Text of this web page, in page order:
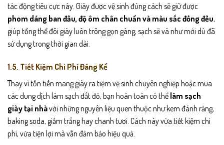
tác động tiêu cực này. Giày được vệ sinh đúng cách sẽ giữ được
phom dáng ban đầu, độ ôm chân chuẩn và màu sắc đồng đều,
giúp tổng thể đôi giày luôn trông gọn gàng, sạch sẽ và như mới dù đã
sử dụng trong thời gian dài.
1.5. Tiết Kiệm Chi Phí Đáng Kể
Thay vì tốn tiền mang giày ra tiệm vệ sinh chuyên nghiệp hoặc mua
các dung dịch làm sạch đắt đỏ, bạn hoàn toàn có thể làm sạch
giày tại nhàvới những nguyên liệu quen thuộc như kem đánh răng,
baking soda, giấm trắng hay chanh tươi. Cách này vừa tiết kiệm chi
phí, vừa tiện lợi mà vẫn đảm bảo hiệu quả.